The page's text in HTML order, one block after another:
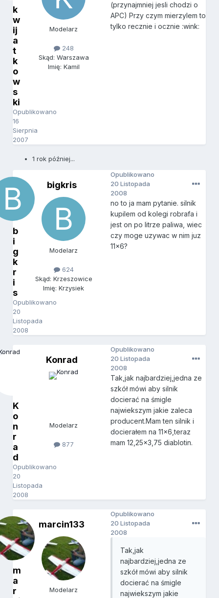
k
w
ij
a
t
k
o
w
s
ki
Opublikowano
16
Sierpnia
2007
Modelarz
248
Skąd: Warszawa
Imię: Kamil
(przynajmniej jesli chodzi o
APC) Przy czym mierzylem to
tylko recznie i ocznie :wink:
1 rok później...
b
i
g
k
r
i
s
Opublikowano
20
Listopada
2008
bigkris
Modelarz
624
Skąd: Krzeszowice
Imię: Krzysiek
Opublikowano
20 Listopada
2008
no to ja mam pytanie. silnik
kupilem od kolegi robrafa i
jest on po litrze paliwa, wiec
czy moge uzywac w nim juz
11x6?
K
o
n
r
a
d
Opublikowano
20
Listopada
2008
Konrad
Modelarz
877
Opublikowano
20 Listopada
2008
Tak,jak najbardziej,jedna ze
szkół mówi aby silnik
docierać na śmigle
najwiekszym jakie zaleca
producent.Mam ten silnik i
docierałem na 11x6,teraz
mam 12,25x3,75 diablotin.
m
a
r
marcin133
Modelarz
Opublikowano
20 Listopada
2008
Tak,jak
najbardziej,jedna ze
szkół mówi aby silnik
docierać na śmigle
najwiekszym jakie